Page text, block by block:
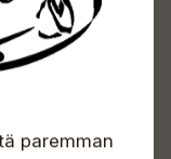
paremman